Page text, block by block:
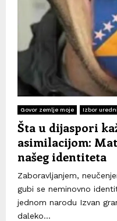
Govor zemlje moje Izbor
Šta u dijaspori
asimilacijom:
našeg identiteta
Zaboravljanjem,
gubi se neminovno
jednom narodu Izvan
daleko...